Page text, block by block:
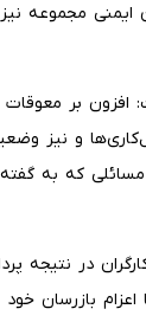
مجموعه نیز
بر معوقات
و نیز
که به
در نتیجه
بازرسان